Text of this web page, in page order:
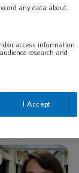
any data about
or access information
research and
I Accept